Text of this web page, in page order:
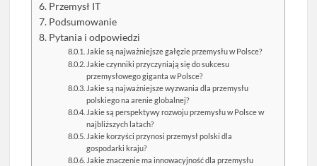
Przemysł IT
Podsumowanie
Pytania i odpowiedzi
Jakie są najważniejsze gałęzie przemysłu w Polsce?
Jakie czynniki przyczyniają się do sukcesu
przemysłowego giganta w Polsce?
Jakie są najważniejsze wyzwania dla przemysłu
polskiego na arenie globalnej?
Jakie są perspektywy rozwoju przemysłu w Polsce w
najbliższych latach?
Jakie korzyści przynosi przemysł polski dla
gospodarki kraju?
Jakie znaczenie ma innowacyjność dla przemysłu